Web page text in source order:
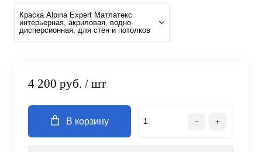
Краска Alpina Expert Матлатекс
интерьерная, акриловая, водно-
дисперсионная, для стен и потолков
4 200 руб. / шт
В корзину